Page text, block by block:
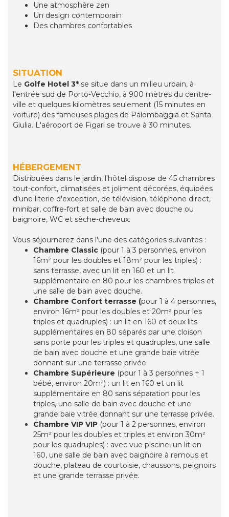
Une atmosphère zen
Un design contemporain
Des chambres confortables
SITUATION
Le Golfe Hotel 3* se situe dans un milieu urbain, à
l'entrée sud de Porto-Vecchio, à 900 mètres du centre-
ville et quelques kilomètres seulement (15 minutes en
voiture) des fameuses plages de Palombaggia et Santa
Giulia. L'aéroport de Figari se trouve à 30 minutes.
HÉBERGEMENT
Distribuées dans le jardin, l'hôtel dispose de 45 chambres
tout-confort, climatisées et joliment décorées, équipées
d'une literie d'exception, de télévision, téléphone direct,
minibar, coffre-fort et salle de bain avec douche ou
baignoire, WC et sèche-cheveux.
Vous séjournerez dans l'une des catégories suivantes :
Chambre Classic (pour 1 à 3 personnes, environ
16m² pour les doubles et 18m² pour les triples) :
sans terrasse, avec un lit en 160 et un lit
supplémentaire en 80 pour les chambres triples et
une salle de bain avec douche.
Chambre Confort terrasse (pour 1 à 4 personnes,
environ 16m² pour les doubles et 20m² pour les
triples et quadruples) : un lit en 160 et deux lits
supplémentaires en 80 séparés par une cloison
sans porte pour les triples et quadruples, une salle
de bain avec douche et une grande baie vitrée
donnant sur une terrasse privée.
Chambre Supérieure (pour 1 à 3 personnes + 1
bébé, environ 20m²) : un lit en 160 et un lit
supplémentaire en 80 sans séparation pour les
triples, une salle de bain avec douche et une
grande baie vitrée donnant sur une terrasse privée.
Chambre VIP VIP (pour 1 à 2 personnes, environ
25m² pour les doubles et triples et environ 30m²
pour les quadruples) : avec vue piscine, un lit en
160, une salle de bain avec baignoire à remous et
douche, plateau de courtoisie, chaussons, peignoirs
et une grande terrasse privée.